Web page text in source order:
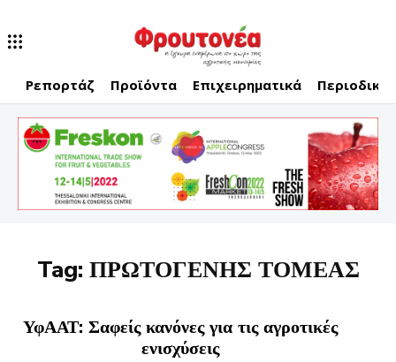
Ρεπορτάζ Προϊόντα Επιχειρηματικά Περιοδικό
Tag: ΠΡΩΤΟΓΕΝΗΣ ΤΟΜΕΑΣ
ΥφΑΑΤ: Σαφείς κανόνες για τις αγροτικές
ενισχύσεις